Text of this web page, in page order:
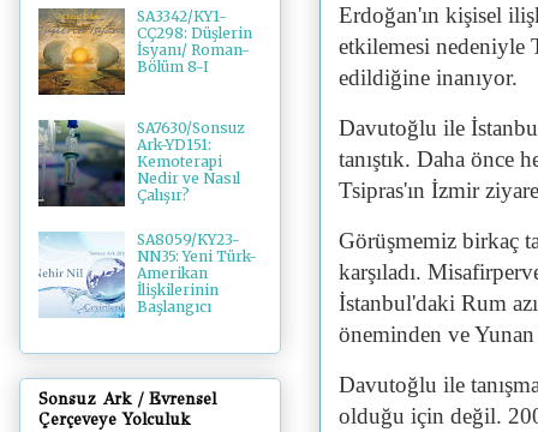
Erdoğan'ın kişisel
etkilemesi
edildiğine inanıyor.
Davutoğlu ile
tanıştık. Daha önce
Tsipras'ın İzmir
Görüşmemiz birkaç
karşıladı.
İstanbul'daki Rum
öneminden ve Yunan
Davutoğlu ile
olduğu için değil.
SA3342/KY1-
CÇ298: Düşlerin
İsyanı/ Roman-
Bölüm 8-I
SA7630/Sonsuz
Ark-YD151:
Kemoterapi
Nedir ve Nasıl
Çalışır?
SA8059/KY23-
NN35: Yeni Türk-
Amerikan
İlişkilerinin
Başlangıcı
Sonsuz Ark / Evrensel
Çerçeveye Yolculuk